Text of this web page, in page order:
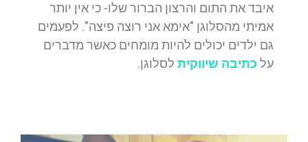
איבד את התום והרצון הברור שלו- כי אין יותר
אמיתי מהסלוגן "אימא אני רוצה פיצה". לפעמים
גם ילדים יכולים להיות מומחים כאשר מדברים
על כתיבה שיווקית לסלוגן.